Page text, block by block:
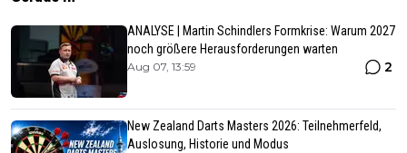
ANALYSE | Martin Schindlers Formkrise: Warum 2027
noch größere Herausforderungen warten
Aug 07, 13:59 2
New Zealand Darts Masters 2026: Teilnehmerfeld,
Auslosung, Historie und Modus